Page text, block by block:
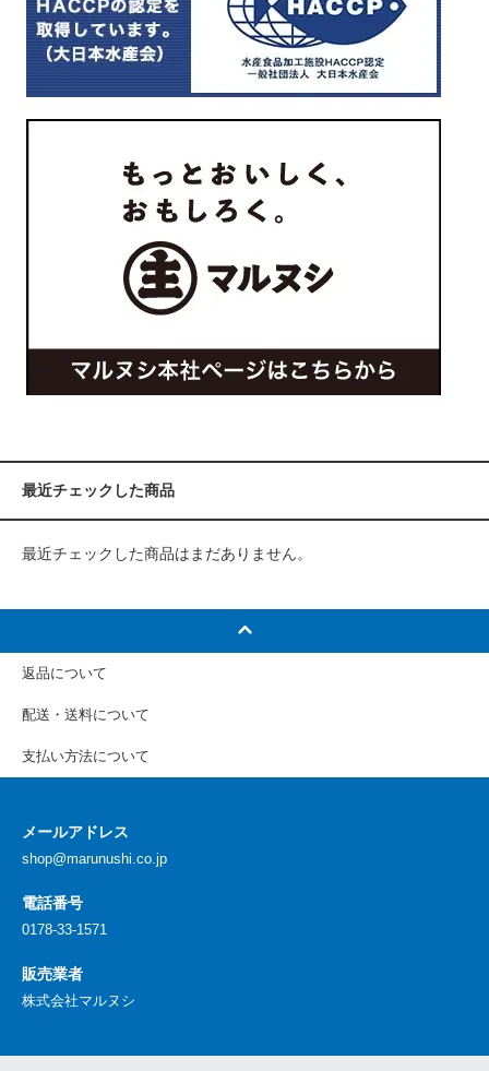
最近チェックした商品
最近チェックした商品はまだありません。
返品について
配送・送料について
支払い方法について
メールアドレス
shop@marunushi.co.jp
電話番号
0178-33-1571
販売業者
株式会社マルヌシ